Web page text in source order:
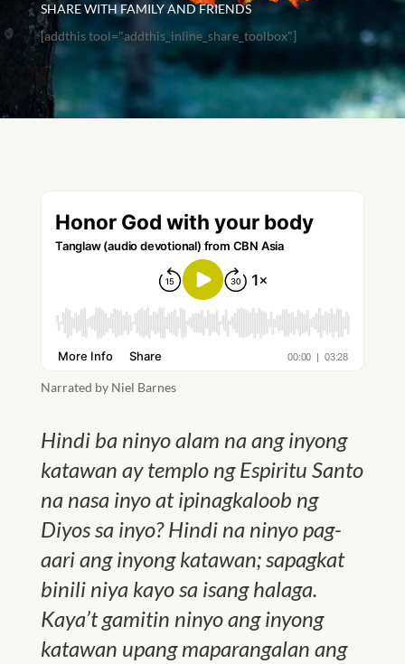
SHARE WITH FAMILY AND FRIENDS
[addthis tool="addthis_inline_share_toolbox"]
Narrated by Niel Barnes
Hindi ba ninyo alam na ang inyong
katawan ay templo ng Espiritu Santo
na nasa inyo at ipinagkaloob ng
Diyos sa inyo? Hindi na ninyo pag-
aari ang inyong katawan; sapagkat
binili niya kayo sa isang halaga.
Kaya’t gamitin ninyo ang inyong
katawan upang maparangalan ang